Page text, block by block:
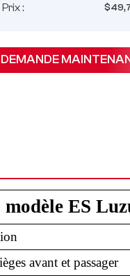
Prix :
DEMANDE
ES
avant et passager